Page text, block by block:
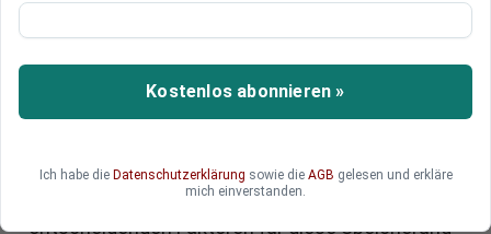
Prüfstand
Klimaneutraler Wasserstoff wird voraussichtlich
eine bedeutende Rolle in der Zukunft spielen. Um
Speicherkapazitäten erforderlich. Derzeit werden
in verschiedenen Testanlagen die
entscheidenden Faktoren für diese Speicherung
Kostenlos abonnieren »
Ich habe die Datenschutzerklärung sowie die AGB gelesen und erkläre
mich einverstanden.